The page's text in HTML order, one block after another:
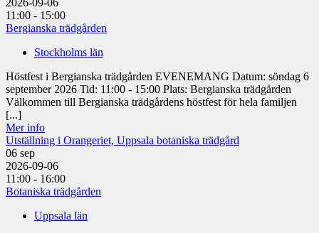
2026-09-06
11:00 - 15:00
Bergianska trädgården
Stockholms län
Höstfest i Bergianska trädgården EVENEMANG Datum: söndag 6
september 2026 Tid: 11:00 - 15:00 Plats: Bergianska trädgården
Välkommen till Bergianska trädgårdens höstfest för hela familjen
[...]
Mer info
Utställning i Orangeriet, Uppsala botaniska trädgård
06 sep
2026-09-06
11:00 - 16:00
Botaniska trädgården
Uppsala län